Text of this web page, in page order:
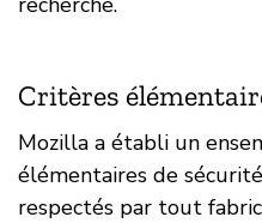
Critères
Mozilla a établi un
élémentaires de
respectés par tout